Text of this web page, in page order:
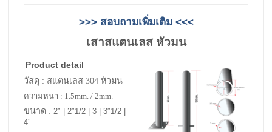
>>> สอบถามเพิ่มเติม <<<
เสาสแตนเลส หัวมน
Product detail
วัสดุ : สแตนเลส 304 หัวมน
ความหนา : 1.5mm. / 2mm.
ขนาด : 2″ | 2″1/2 | 3 | 3″1/2 |
4″